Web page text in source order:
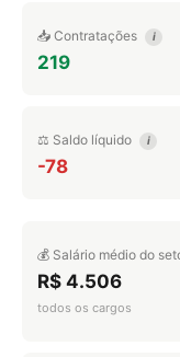
📥 Contratações i
219
⚖️ Saldo líquido i
-78
💰 Salário médio do
R$ 4.506
todos os cargos